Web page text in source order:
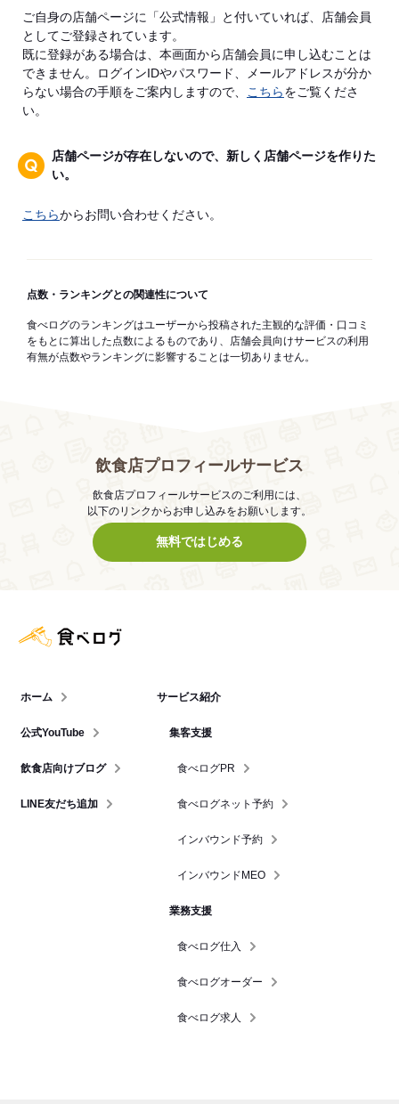
ご自身の店舗ページに「公式情報」と付いていれば、店舗会員
としてご登録されています。
既に登録がある場合は、本画面から店舗会員に申し込むことは
できません。ログインIDやパスワード、メールアドレスが分か
らない場合の手順をご案内しますので、
こちらをご覧くださ
い。
店舗ページが存在しないので、新しく店舗ページを作りた
い。
こちらからお問い合わせください。
点数・ランキングとの関連性について
食べログのランキングはユーザーから投稿された主観的な評価・口コミ
をもとに算出した点数によるものであり、店舗会員向けサービスの利用
有無が点数やランキングに影響することは一切ありません。
飲食店プロフィールサービス
飲食店プロフィールサービスのご利用には、
以下のリンクからお申し込みをお願いします。
無料ではじめる
ホーム
公式YouTube
飲食店向けブログ
LINE友だち追加
サービス紹介
集客支援
食べログPR
食べログネット予約
インバウンド予約
インバウンドMEO
業務支援
食べログ仕入
食べログオーダー
食べログ求人